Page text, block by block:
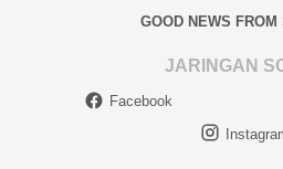
GOOD NEWS FROM
JARINGAN
Facebook